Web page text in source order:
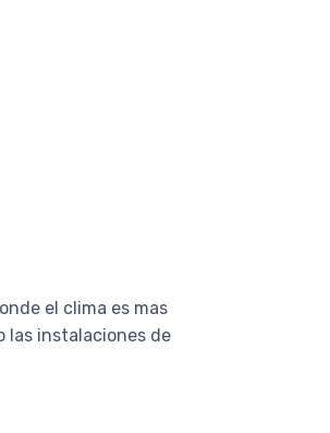
el clima es mas
las instalaciones de